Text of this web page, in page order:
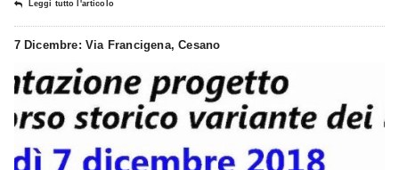
Leggi tutto l'articolo
7 Dicembre: Via Francigena, Cesano